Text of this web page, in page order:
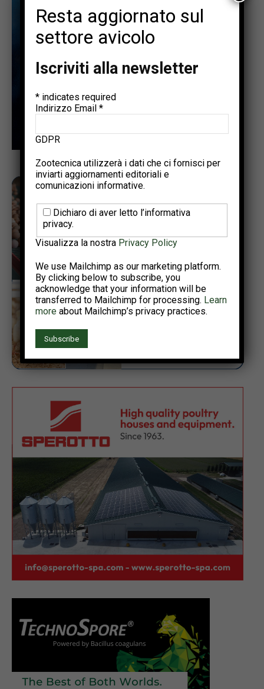
Resta aggiornato sul
settore avicolo
Iscriviti alla newsletter
* indicates required
Indirizzo Email *
GDPR
Zootecnica utilizzerà i dati che ci fornisci per
inviarti aggiornamenti editoriali e
comunicazioni informative.
Dichiaro di aver letto l’informativa
privacy.
Visualizza la nostra Privacy Policy
We use Mailchimp as our marketing platform.
By clicking below to subscribe, you
acknowledge that your information will be
transferred to Mailchimp for processing. Learn
more about Mailchimp’s privacy practices.